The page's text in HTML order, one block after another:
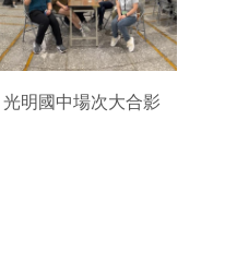
光明國中場次大合影